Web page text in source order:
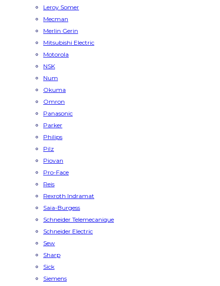
Leroy Somer
Mecman
Merlin Gerin
Mitsubishi Electric
Motorola
NSK
Num
Okuma
Omron
Panasonic
Parker
Philips
Pilz
Piovan
Pro-Face
Reis
Rexroth Indramat
Saia-Burgess
Schneider Telemecanique
Schneider Electric
Sew
Sharp
Sick
Siemens